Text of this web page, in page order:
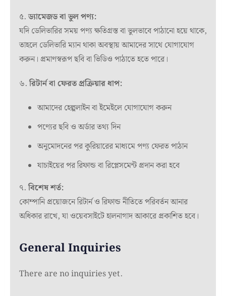
৫.ড্যামেজড বা ভুল পণ্য:
যদি ডেলিভারির সময় পণ্য ক্ষতিগ্রস্ত বা ভুলভাবে পাঠানো হয়ে থাকে,
তাহলে ডেলিভারি ম্যান থাকা অবস্থায় আমাদের সাথে যোগাযোগ
করুন। প্রমাণস্বরূপ ছবি বা ভিডিও পাঠাতে হতে পারে।
৬.রিটার্ন বা ফেরত প্রক্রিয়ার ধাপ:
আমাদের হেল্পলাইন বা ইমেইলে যোগাযোগ করুন
পণ্যের ছবি ও অর্ডার তথ্য দিন
অনুমোদনের পর কুরিয়ারের মাধ্যমে পণ্য ফেরত পাঠান
যাচাইয়ের পর রিফান্ড বা রিপ্লেসমেন্ট প্রদান করা হবে
৭.বিশেষ শর্ত:
কোম্পানি প্রয়োজনে রিটার্ন ও রিফান্ড নীতিতে পরিবর্তন আনার
অধিকার রাখে, যা ওয়েবসাইটে হালনাগাদ আকারে প্রকাশিত হবে।
General Inquiries
There are no inquiries yet.